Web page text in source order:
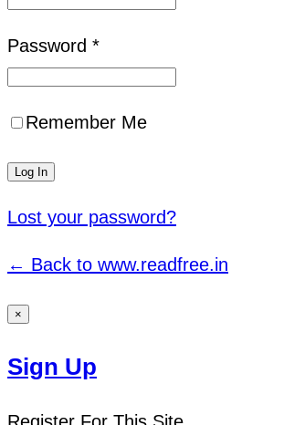
Password *
Remember Me
Lost your password?
← Back to www.readfree.in
×
Sign Up
Register For This Site.